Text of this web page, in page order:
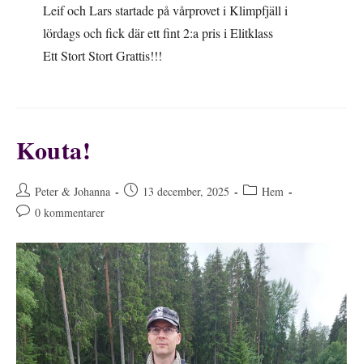
Leif och Lars startade på vårprovet i Klimpfjäll i
lördags och fick där ett fint 2:a pris i Elitklass
Ett Stort Stort Grattis!!!
Kouta!
Inläggsförfattare:
Peter & Johanna
Inlägget13 december, 2025 Inläggskategori:
Hem
Kommentarer
inlägget:
0 kommentarer